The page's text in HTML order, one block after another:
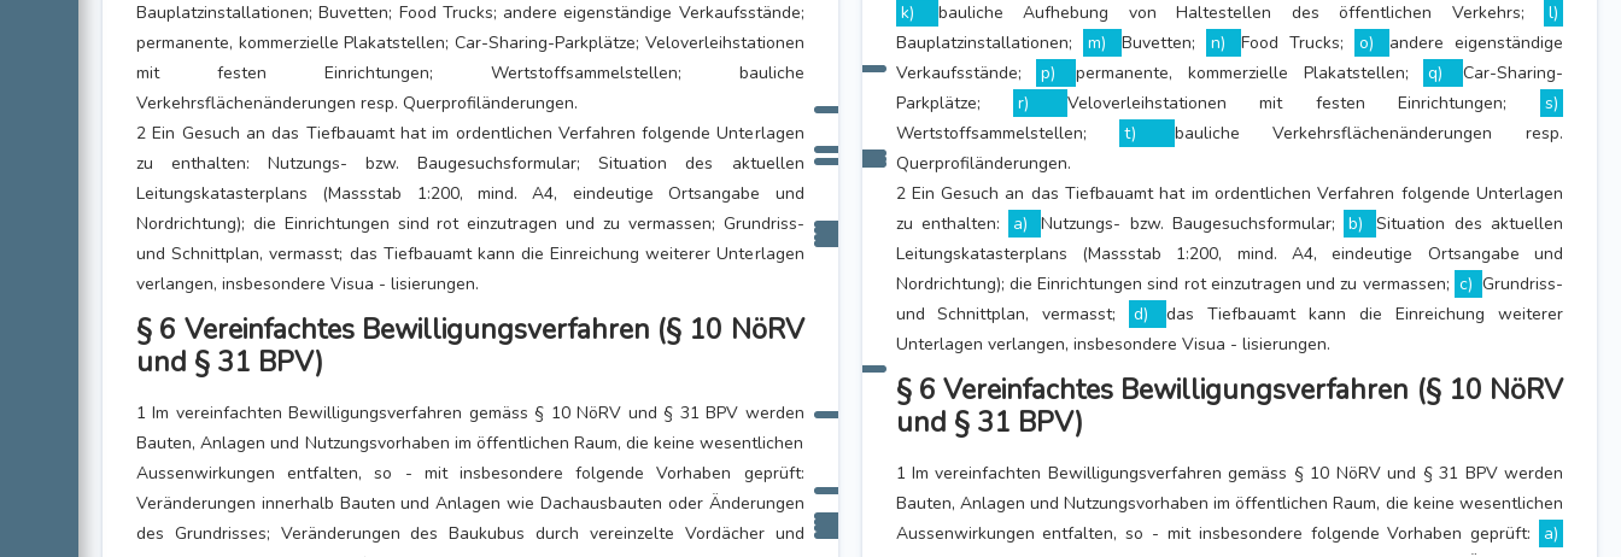
Bauplatzinstallationen; Buvetten; Food Trucks; andere eigenständige Verkaufsstände;
permanente, kommerzielle Plakatstellen; Car-Sharing-Parkplätze; Veloverleihstationen
mit festen Einrichtungen; Wertstoffsammelstellen; bauliche
Verkehrsflächenänderungen resp. Querprofiländerungen.
2 Ein Gesuch an das Tiefbauamt hat im ordentlichen Verfahren folgende Unterlagen
zu enthalten: Nutzungs- bzw. Baugesuchsformular; Situation des aktuellen
Leitungskatasterplans (Massstab 1:200, mind. A4, eindeutige Ortsangabe und
Nordrichtung); die Einrichtungen sind rot einzutragen und zu vermassen; Grundriss-
und Schnittplan, vermasst; das Tiefbauamt kann die Einreichung weiterer Unterlagen
verlangen, insbesondere Visua - lisierungen.
§ 6 Vereinfachtes Bewilligungsverfahren (§ 10 NöRV
und § 31 BPV)
1 Im vereinfachten Bewilligungsverfahren gemäss § 10 NöRV und § 31 BPV werden
Bauten, Anlagen und Nutzungsvorhaben im öffentlichen Raum, die keine wesentlichen
Aussenwirkungen entfalten, so - mit insbesondere folgende Vorhaben geprüft:
Veränderungen innerhalb Bauten und Anlagen wie Dachausbauten oder Änderungen
des Grundrisses; Veränderungen des Baukubus durch vereinzelte Vordächer und
k) bauliche Aufhebung von Haltestellen des öffentlichen Verkehrs;
l)
Bauplatzinstallationen;
m) Buvetten; n) Food Trucks; o)
andere eigenständige
Verkaufsstände;
p) permanente, kommerzielle Plakatstellen; q)
Car-Sharing-
Parkplätze;
r) Veloverleihstationen mit festen Einrichtungen;
s)
Wertstoffsammelstellen;
t)
bauliche Verkehrsflächenänderungen resp.
Querprofiländerungen.
2 Ein Gesuch an das Tiefbauamt hat im ordentlichen Verfahren folgende Unterlagen
zu enthalten:
a) Nutzungs- bzw. Baugesuchsformular; b)
Situation des aktuellen
Leitungskatasterplans (Massstab 1:200, mind. A4, eindeutige Ortsangabe und
Nordrichtung); die Einrichtungen sind rot einzutragen und zu vermassen; c) Grundriss-
und Schnittplan, vermasst;
d)
das Tiefbauamt kann die Einreichung weiterer
Unterlagen verlangen, insbesondere Visua - lisierungen.
§ 6 Vereinfachtes Bewilligungsverfahren (§ 10 NöRV
und § 31 BPV)
1 Im vereinfachten Bewilligungsverfahren gemäss § 10 NöRV und § 31 BPV werden
Bauten, Anlagen und Nutzungsvorhaben im öffentlichen Raum, die keine wesentlichen
Aussenwirkungen entfalten, so - mit insbesondere folgende Vorhaben geprüft:
a)